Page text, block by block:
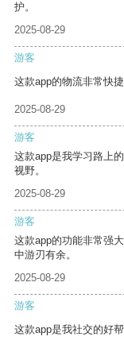
护。
2025-08-29
游客
这款app的物流非常快
2025-08-29
游客
这款app是我学习路上
视野。
2025-08-29
游客
这款app的功能非常强
中游刃有余。
2025-08-29
游客
这款app是我社交的好